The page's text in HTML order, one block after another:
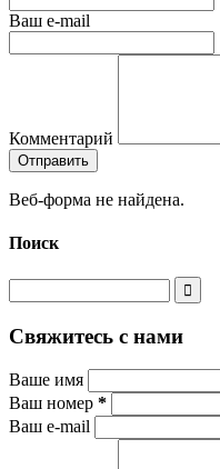
Ваш e-mail
Комментарий
Веб-форма не найдена.
Поиск
Свяжитесь с нами
Ваше имя
Ваш номер *
Ваш e-mail